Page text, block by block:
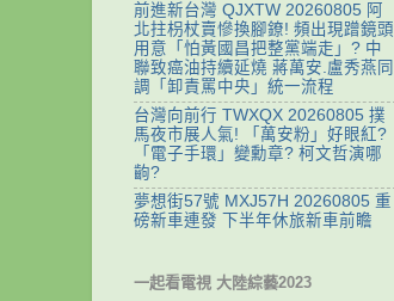
前進新台灣 QJXTW 20260805 阿
北拄枴杖賣慘換腳鐐! 頻出現蹭鏡頭
用意「怕黃國昌把整黨端走」? 中
聯致癌油持續延燒 蔣萬安.盧秀燕同
調「卸責罵中央」統一流程
台灣向前行 TWXQX 20260805 撲
馬夜市展人氣! 「萬安粉」好眼紅?
「電子手環」變勳章? 柯文哲演哪
齣?
夢想街57號 MXJ57H 20260805 重
磅新車連發 下半年休旅新車前瞻
一起看電視 大陸綜藝2023